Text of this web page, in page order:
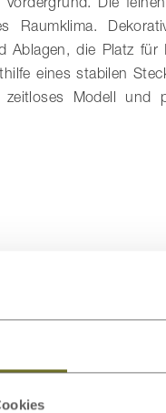
Raumklima.
Ablagen, die Platz für
eines stabilen
zeitloses Modell und